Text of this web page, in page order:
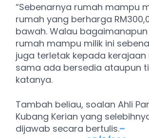
“Sebenarnya rumah mampu
rumah yang berharga
bawah. Walau
rumah mampu milik ini
juga terletak kepada kerajaan
sama ada bersedia ataupun
katanya.
Tambah beliau, soalan Ahli
Kubang Kerian yang
dijawab secara bertulis.–